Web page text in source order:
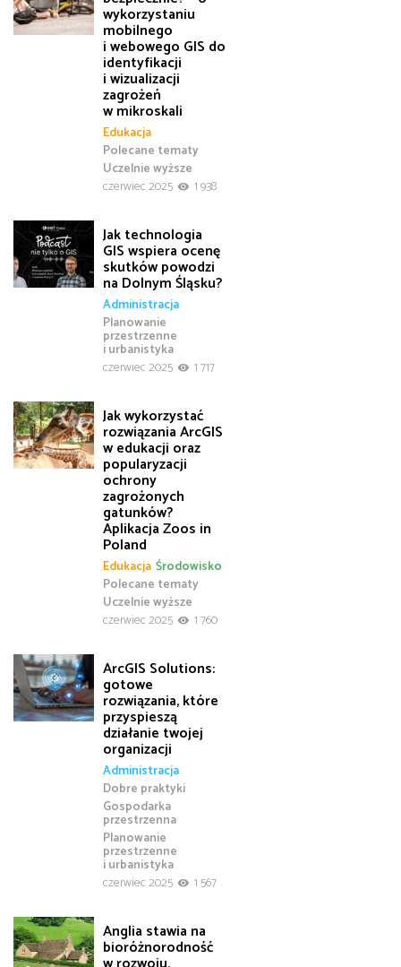
wykorzystaniu
mobilnego
i webowego GIS do
identyfikacji
i wizualizacji
zagrożeń
w mikroskali
Edukacja
Polecane tematy
Uczelnie wyższe
czerwiec 2025
1 938
Jak technologia
GIS wspiera ocenę
skutków powodzi
na Dolnym Śląsku?
Administracja
Planowanie
przestrzenne
i urbanistyka
czerwiec 2025
1 717
Jak wykorzystać
rozwiązania ArcGIS
w edukacji oraz
popularyzacji
ochrony
zagrożonych
gatunków?
Aplikacja Zoos in
Poland
Edukacja
Polecane tematy
Środowisko
Uczelnie wyższe
czerwiec 2025
1 760
ArcGIS Solutions:
gotowe
rozwiązania, które
przyspieszą
działanie twojej
organizacji
Administracja
Dobre praktyki
Gospodarka
przestrzenna
Planowanie
przestrzenne
i urbanistyka
czerwiec 2025
1 567
Anglia stawia na
bioróżnorodność